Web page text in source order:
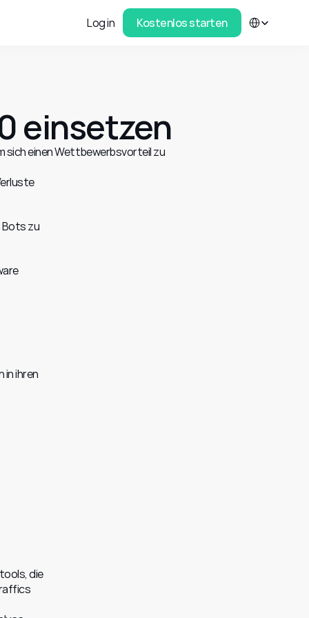
Log in Kostenlos starten
Select Language
einsetzen
sich einen Wettbewerbsvorteil zu
Bots zu
in ihren
die